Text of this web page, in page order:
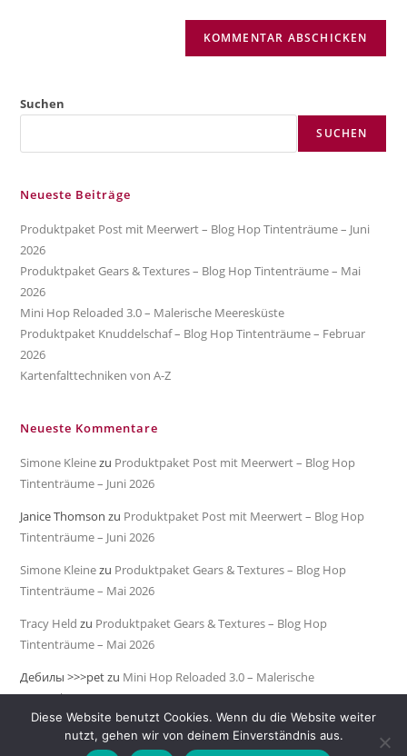
Suchen
SUCHEN
Neueste Beiträge
Produktpaket Post mit Meerwert – Blog Hop Tintenträume – Juni
2026
Produktpaket Gears & Textures – Blog Hop Tintenträume – Mai
2026
Mini Hop Reloaded 3.0 – Malerische Meeresküste
Produktpaket Knuddelschaf – Blog Hop Tintenträume – Februar
2026
Kartenfalttechniken von A-Z
Neueste Kommentare
Simone Kleinezu Produktpaket Post mit Meerwert – Blog Hop
Tintenträume – Juni 2026
Janice Thomson zu Produktpaket Post mit Meerwert – Blog Hop
Tintenträume – Juni 2026
Simone Kleinezu Produktpaket Gears & Textures – Blog Hop
Tintenträume – Mai 2026
Tracy Held zu Produktpaket Gears & Textures – Blog Hop
Tintenträume – Mai 2026
Дебилы >>>petzu Mini Hop Reloaded 3.0 – Malerische
Meeresküste
Diese Website benutzt Cookies. Wenn du die Website weiter
nutzt, gehen wir von deinem Einverständnis aus.